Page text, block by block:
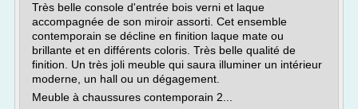
Très belle console d'entrée bois verni et laque
accompagnée de son miroir assorti. Cet ensemble
contemporain se décline en finition laque mate ou
brillante et en différents coloris. Très belle qualité de
finition. Un très joli meuble qui saura illuminer un intérieur
moderne, un hall ou un dégagement.
Meuble à chaussures contemporain 2...